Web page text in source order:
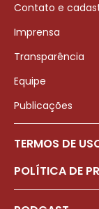
Contato e
Imprensa
Transparência
Equipe
Publicações
TERMOS DE
POLÍTICA DE